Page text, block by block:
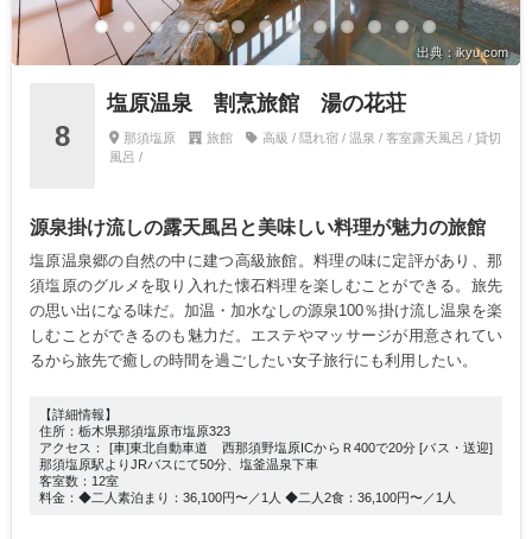
出典：ikyu.com
8
塩原温泉 割烹旅館 湯の花荘
那須塩原 旅館
高級 / 隠れ宿 / 温泉 / 客室露天風呂 / 貸切
風呂 /
源泉掛け流しの露天風呂と美味しい料理が魅力の旅館
塩原温泉郷の自然の中に建つ高級旅館。料理の味に定評があり、那
須塩原のグルメを取り入れた懐石料理を楽しむことができる。旅先
の思い出になる味だ。加温・加水なしの源泉100％掛け流し温泉を楽
しむことができるのも魅力だ。エステやマッサージが用意されてい
るから旅先で癒しの時間を過ごしたい女子旅行にも利用したい。
【詳細情報】
住所：栃木県那須塩原市塩原323
アクセス： [車]東北自動車道 西那須野塩原ICからＲ400で20分 [バス・送迎]
那須塩原駅よりJRバスにて50分、塩釜温泉下車
客室数：12室
料金：◆二人素泊まり：36,100円〜／1人 ◆二人2食：36,100円〜／1人